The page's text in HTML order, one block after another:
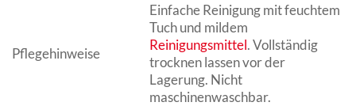
Pflegehinweise
Einfache Reinigung mit feuchtem
Tuch und mildem
Reinigungsmittel. Vollständig
trocknen lassen vor der
Lagerung. Nicht
maschinenwaschbar.